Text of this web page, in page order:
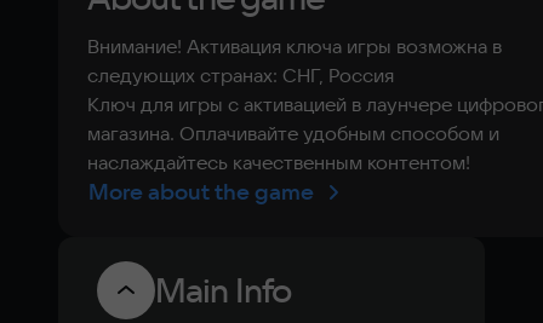
Внимание! Активация ключа игры возможна в
следующих странах: СНГ, Россия
Ключ для игры с активацией в лаунчере
магазина. Оплачивайте удобным способом и
наслаждайтесь качественным контентом!
More about the game
Main Info